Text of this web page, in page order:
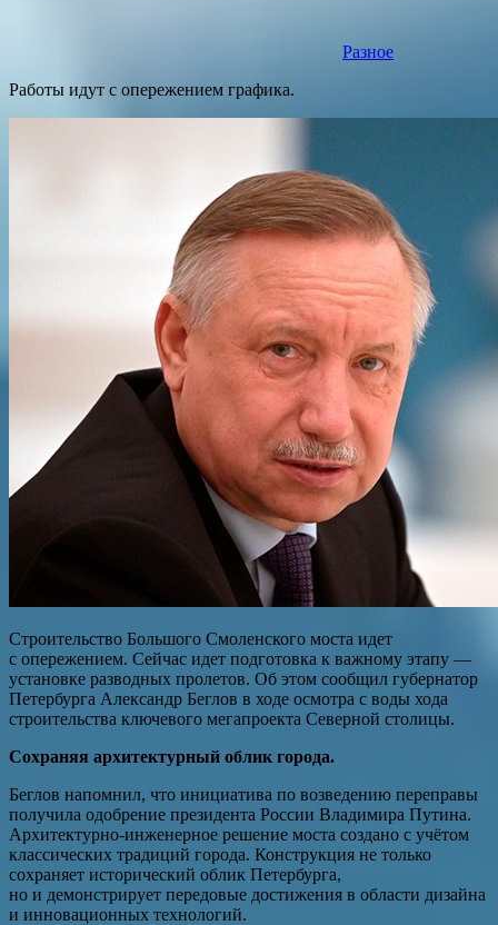
Разное
Работы идут с опережением графика.
Строительство Большого Смоленского моста идет
с опережением. Сейчас идет подготовка к важному этапу —
установке разводных пролетов. Об этом сообщил губернатор
Петербурга Александр Беглов в ходе осмотра с воды хода
строительства ключевого мегапроекта Северной столицы.
Сохраняя архитектурный облик города.
Беглов напомнил, что инициатива по возведению переправы
получила одобрение президента России Владимира Путина.
Архитектурно-инженерное решение моста создано с учётом
классических традиций города. Конструкция не только
сохраняет исторический облик Петербурга,
но и демонстрирует передовые достижения в области дизайна
и инновационных технологий.